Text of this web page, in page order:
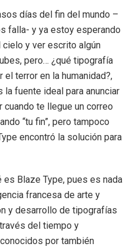
días del fin del mundo –
falla- y ya estoy esperando
y ver escrito algún
pero… ¿qué tipografía
el terror en la humanidad?,
fuente ideal para anunciar
te llegue un correo
“tu fin”, pero tampoco
encontró la solución para
Blaze Type, pues es nada
francesa de arte y
y desarrollo de tipografías
del tiempo y
conocidos por también